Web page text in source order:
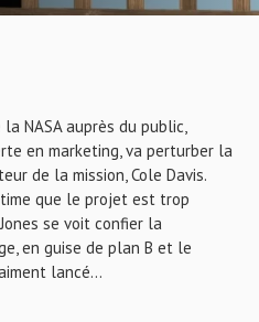
NASA auprès du public,
en marketing, va perturber la
de la mission, Cole Davis.
que le projet est trop
se voit confier la
en guise de plan B et le
lancé...